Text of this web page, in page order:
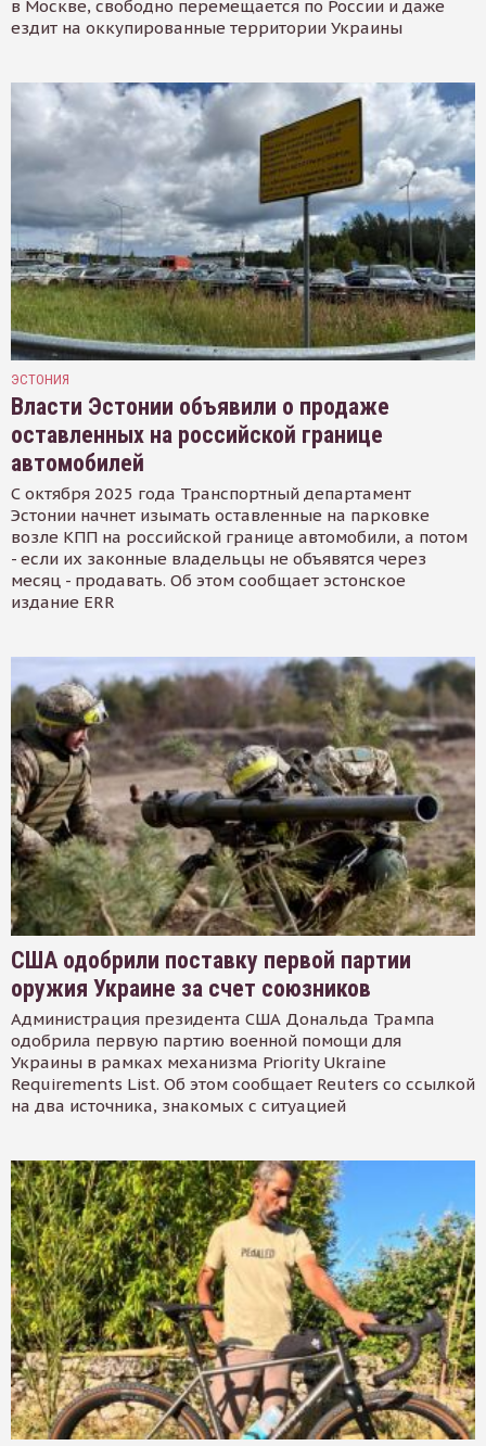
в Москве, свободно перемещается по России и даже
ездит на оккупированные территории Украины
ЭСТОНИЯ
Власти Эстонии объявили о продаже
оставленных на российской границе
автомобилей
С октября 2025 года Транспортный департамент
Эстонии начнет изымать оставленные на парковке
возле КПП на российской границе автомобили, а потом
- если их законные владельцы не объявятся через
месяц - продавать. Об этом сообщает эстонское
издание ERR
США одобрили поставку первой партии
оружия Украине за счет союзников
Администрация президента США Дональда Трампа
одобрила первую партию военной помощи для
Украины в рамках механизма Priority Ukraine
Requirements List. Об этом сообщает Reuters со ссылкой
на два источника, знакомых с ситуацией